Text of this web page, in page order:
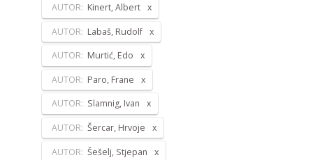
AUTOR: Kinert, Albert
AUTOR: Labaš, Rudolf
AUTOR: Murtić, Edo
AUTOR: Paro, Frane
AUTOR: Slamnig, Ivan
AUTOR: Šercar, Hrvoje
AUTOR: Šešelj, Stjepan